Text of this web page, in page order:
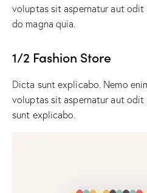
voluptas sit aspernatur aut
do magna quia.
1/2 Fashion Store
Dicta sunt explicabo. Nemo
voluptas sit aspernatur aut
sunt explicabo.